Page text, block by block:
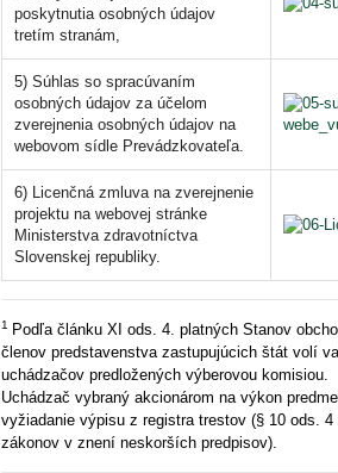
poskytnutia osobných údajov
tretím stranám,
5) Súhlas so spracúvaním
osobných údajov za účelom
zverejnenia osobných údajov na
webovom sídle Prevádzkovateľa.
6) Licenčná zmluva na zverejnenie
projektu na webovej stránke
Ministerstva zdravotníctva
Slovenskej republiky.
1
Podľa článku XI ods. 4. platných Stanov
členov predstavenstva zastupujúcich štát volí
uchádzačov predložených výberovou komisiou.
Uchádzač vybraný akcionárom na výkon
vyžiadanie výpisu z registra trestov (§ 10 ods.
zákonov v znení neskorších predpisov).